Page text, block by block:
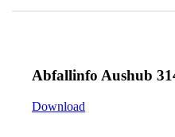
Abfallinfo Aushub
Download